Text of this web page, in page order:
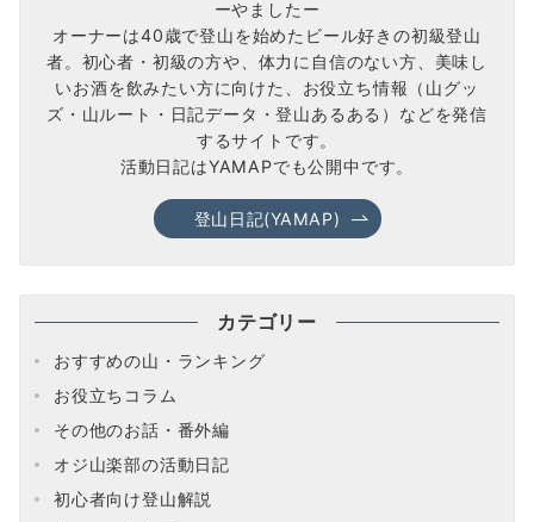
ーやましたー
オーナーは40歳で登山を始めたビール好きの初級登山
者。初心者・初級の方や、体力に自信のない方、美味し
いお酒を飲みたい方に向けた、お役立ち情報（山グッ
ズ・山ルート・日記データ・登山あるある）などを発信
するサイトです。
活動日記はYAMAPでも公開中です。
登山日記(YAMAP)
カテゴリー
おすすめの山・ランキング
お役立ちコラム
その他のお話・番外編
オジ山楽部の活動日記
初心者向け登山解説